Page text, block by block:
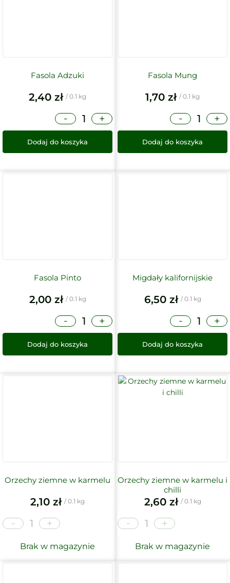
Fasola Adzuki
2,40 zł / 0.1 kg
- +
Dodaj do koszyka
Fasola Mung
1,70 zł / 0.1 kg
- +
Dodaj do koszyka
Fasola Pinto
2,00 zł / 0.1 kg
- +
Dodaj do koszyka
Migdały kalifornijskie
6,50 zł / 0.1 kg
- +
Dodaj do koszyka
Orzechy ziemne w karmelu
2,10 zł / 0.1 kg
- +
Brak w magazynie
Orzechy ziemne w karmelu i
chilli
2,60 zł / 0.1 kg
- +
Brak w magazynie